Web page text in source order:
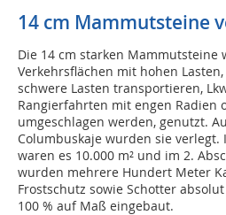
14 cm Mammutsteine
Die 14 cm starken Mammutsteine
Verkehrsflächen mit hohen
schwere Lasten transportieren,
Rangierfahrten mit engen Radien
umgeschlagen werden, genutzt.
Columbuskaje wurden sie
waren es 10.000 m² und im 2.
wurden mehrere Hundert Meter
Frostschutz sowie Schotter
100 % auf Maß eingebaut.